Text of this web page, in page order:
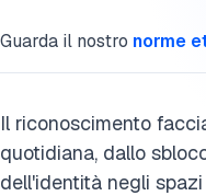
Guarda il nostro norme
Il riconoscimento
quotidiana, dallo
dell'identità negli
FAQ
Cita questa ricerca